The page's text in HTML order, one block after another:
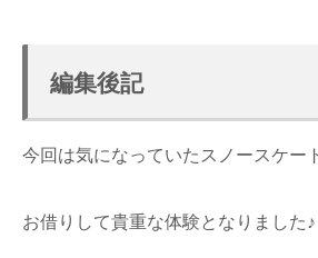
編集後記
今回は気になっていたスノースケー
お借りして貴重な体験となりました♪